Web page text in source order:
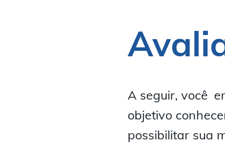
A seguir, você
objetivo
possibilitar sua